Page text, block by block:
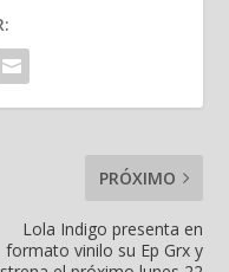
PRÓXIMO
Lola Indigo presenta en
formato vinilo su Ep Grx y